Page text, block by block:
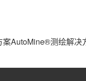
案AutoMine®测绘解决